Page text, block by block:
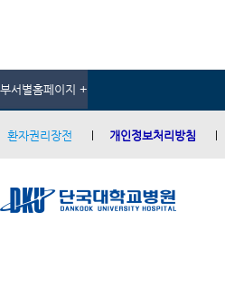
부서별홈페이지 +
환자권리장전 개인정보처리방침